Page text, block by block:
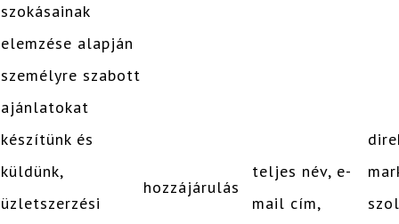
szokásainak
elemzése alapján
személyre szabott
ajánlatokat
készítünk és
küldünk,
üzletszerzési
hozzájárulás
teljes név, e-
mail cím,